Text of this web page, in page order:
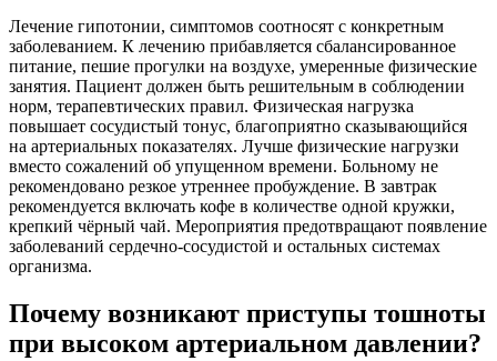
Лечение гипотонии, симптомов соотносят с конкретным
заболеванием. К лечению прибавляется сбалансированное
питание, пешие прогулки на воздухе, умеренные физические
занятия. Пациент должен быть решительным в соблюдении
норм, терапевтических правил. Физическая нагрузка
повышает сосудистый тонус, благоприятно сказывающийся
на артериальных показателях. Лучше физические нагрузки
вместо сожалений об упущенном времени. Больному не
рекомендовано резкое утреннее пробуждение. В завтрак
рекомендуется включать кофе в количестве одной кружки,
крепкий чёрный чай. Мероприятия предотвращают появление
заболеваний сердечно-сосудистой и остальных системах
организма.
Почему возникают приступы тошноты
при высоком артериальном давлении?